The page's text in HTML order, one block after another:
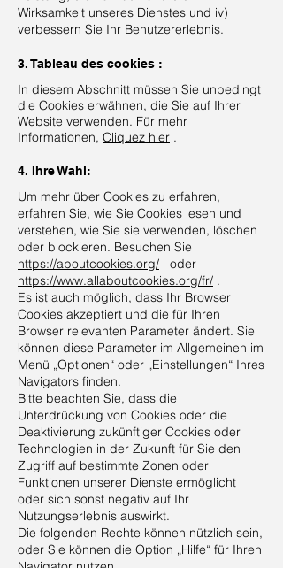
Wirksamkeit unseres Dienstes und iv)
verbessern Sie Ihr Benutzererlebnis.
3. Tableau des cookies :
In diesem Abschnitt müssen Sie unbedingt
die Cookies erwähnen, die Sie auf Ihrer
Website verwenden. Für mehr
Informationen, Cliquez hier .
4. Ihre Wahl:
Um mehr über Cookies zu erfahren,
erfahren Sie, wie Sie Cookies lesen und
verstehen, wie Sie sie verwenden, löschen
oder blockieren. Besuchen Sie
https://aboutcookies.org/
oder
https://www.allaboutcookies.org/fr/ .
Es ist auch möglich, dass Ihr Browser
Cookies akzeptiert und die für Ihren
Browser relevanten Parameter ändert. Sie
können diese Parameter im Allgemeinen im
Menü „Optionen“ oder „Einstellungen“ Ihres
Navigators finden.
Bitte beachten Sie, dass die
Unterdrückung von Cookies oder die
Deaktivierung zukünftiger Cookies oder
Technologien in der Zukunft für Sie den
Zugriff auf bestimmte Zonen oder
Funktionen unserer Dienste ermöglicht
oder sich sonst negativ auf Ihr
Nutzungserlebnis auswirkt.
Die folgenden Rechte können nützlich sein,
oder Sie können die Option „Hilfe“ für Ihren
Navigator nutzen.